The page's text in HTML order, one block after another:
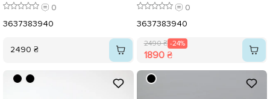
0
3637383940
2490 ₴
0
3637383940
2490 ₴ -24%
1890 ₴